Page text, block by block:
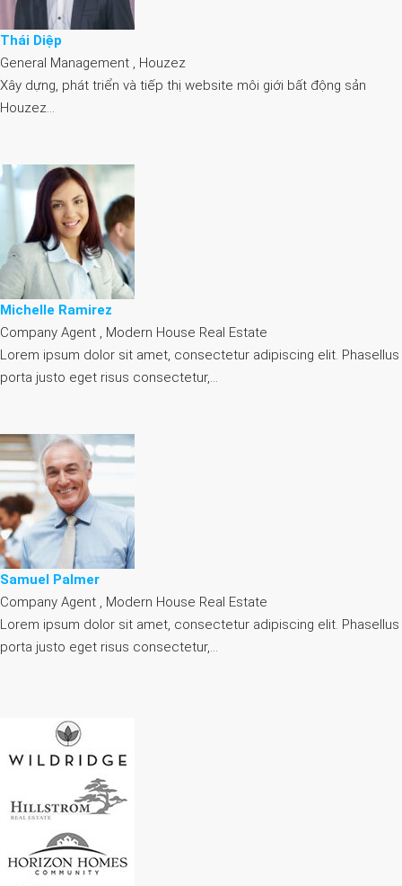
Thái Diệp
General Management , Houzez
Xây dựng, phát triển và tiếp thị website môi giới bất động sản
Houzez…
Michelle Ramirez
Company Agent , Modern House Real Estate
Lorem ipsum dolor sit amet, consectetur adipiscing elit. Phasellus
porta justo eget risus consectetur,…
Samuel Palmer
Company Agent , Modern House Real Estate
Lorem ipsum dolor sit amet, consectetur adipiscing elit. Phasellus
porta justo eget risus consectetur,…